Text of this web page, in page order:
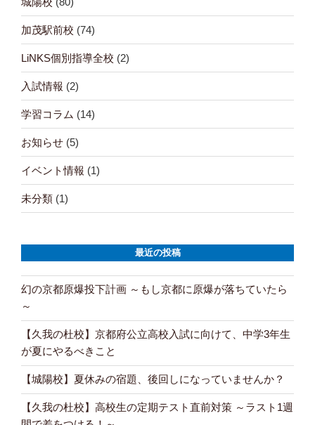
加茂駅前校 (74)
LiNKS個別指導全校 (2)
入試情報 (2)
学習コラム (14)
お知らせ (5)
イベント情報 (1)
未分類 (1)
最近の投稿
幻の京都原爆投下計画 ～もし京都に原爆が落ちていたら
～
【久我の杜校】京都府公立高校入試に向けて、中学3年生
が夏にやるべきこと
【城陽校】夏休みの宿題、後回しになっていませんか？
【久我の杜校】高校生の定期テスト直前対策 ～ラスト1週